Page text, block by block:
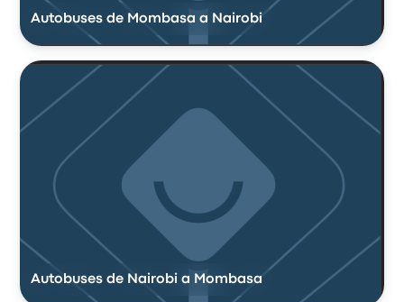
Autobuses de Mombasa a Nairobi
Autobuses de Nairobi a Mombasa